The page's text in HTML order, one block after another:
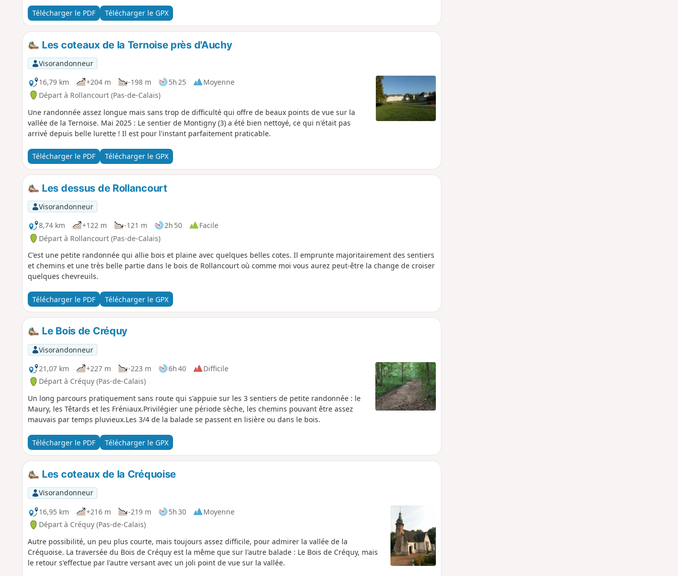
Télécharger le PDF Télécharger le GPX
Les coteaux de la Ternoise près d'Auchy
Visorandonneur
16,79 km
+204 m -198 m 5h 25
Moyenne
Départ à Rollancourt (Pas-de-Calais)
Une randonnée assez longue mais sans trop de difficulté qui offre de beaux points de vue sur la
vallée de la Ternoise. Mai 2025 : Le sentier de Montigny (3) a été bien nettoyé, ce qui n'était pas
arrivé depuis belle lurette ! Il est pour l'instant parfaitement praticable.
Télécharger le PDF Télécharger le GPX
Les dessus de Rollancourt
Visorandonneur
8,74 km
+122 m -121 m 2h 50
Facile
Départ à Rollancourt (Pas-de-Calais)
C'est une petite randonnée qui allie bois et plaine avec quelques belles cotes. Il emprunte majoritairement des sentiers
et chemins et une très belle partie dans le bois de Rollancourt où comme moi vous aurez peut-être la change de croiser
quelques chevreuils.
Télécharger le PDF Télécharger le GPX
Le Bois de Créquy
Visorandonneur
21,07 km
+227 m -223 m 6h 40
Difficile
Départ à Créquy (Pas-de-Calais)
Un long parcours pratiquement sans route qui s'appuie sur les 3 sentiers de petite randonnée : le
Maury, les Têtards et les Fréniaux.Privilégier une période sèche, les chemins pouvant être assez
mauvais par temps pluvieux.Les 3/4 de la balade se passent en lisière ou dans le bois.
Télécharger le PDF Télécharger le GPX
Les coteaux de la Créquoise
Visorandonneur
16,95 km
+216 m -219 m 5h 30
Moyenne
Départ à Créquy (Pas-de-Calais)
Autre possibilité, un peu plus courte, mais toujours assez difficile, pour admirer la vallée de la
Créquoise. La traversée du Bois de Créquy est la même que sur l'autre balade : Le Bois de Créquy, mais
le retour s'effectue par l'autre versant avec un joli point de vue sur la vallée.